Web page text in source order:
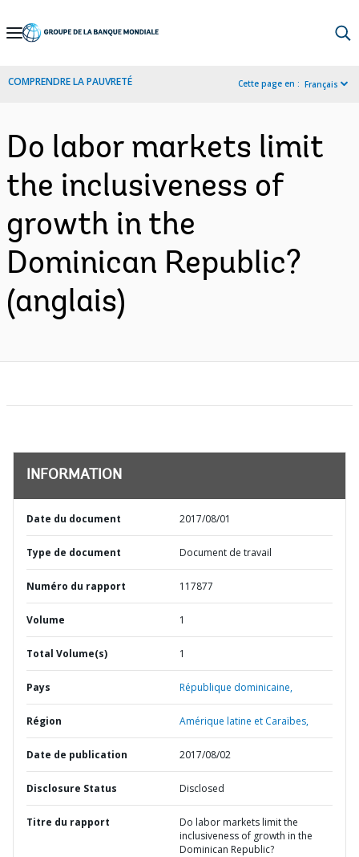
Skip
Navigation
COMPRENDRE LA PAUVRETÉ Cette page en : Français
Do labor markets limit
the inclusiveness of
growth in the
Dominican Republic?
(anglais)
INFORMATION
Date du document 2017/08/01
Type de document Document de travail
Numéro du rapport 117877
Volume 1
Total Volume(s) 1
Pays République dominicaine,
Région Amérique latine et Caraïbes,
Date de publication 2017/08/02
Disclosure Status Disclosed
Titre du rapport
Do labor markets limit the
inclusiveness of growth in the
Dominican Republic?